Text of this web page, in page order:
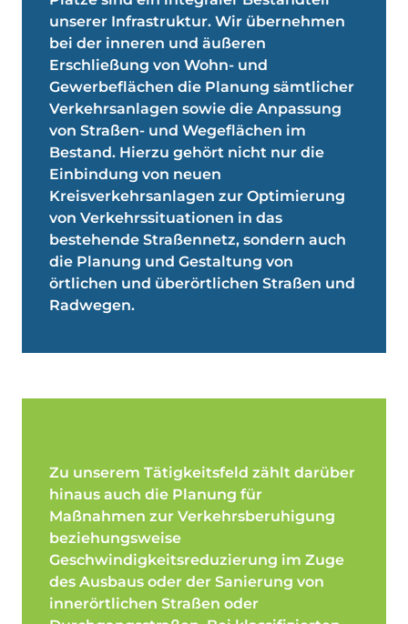
unserer Infrastruktur. Wir übernehmen
bei der inneren und äußeren
Erschließung von Wohn- und
Gewerbeflächen die Planung sämtlicher
Verkehrsanlagen sowie die Anpassung
von Straßen- und Wegeflächen im
Bestand. Hierzu gehört nicht nur die
Einbindung von neuen
Kreisverkehrsanlagen zur Optimierung
von Verkehrssituationen in das
bestehende Straßennetz, sondern auch
die Planung und Gestaltung von
örtlichen und überörtlichen Straßen und
Radwegen.
Zu unserem Tätigkeitsfeld zählt darüber
hinaus auch die Planung für
Maßnahmen zur Verkehrsberuhigung
beziehungsweise
Geschwindigkeitsreduzierung im Zuge
des Ausbaus oder der Sanierung von
innerörtlichen Straßen oder